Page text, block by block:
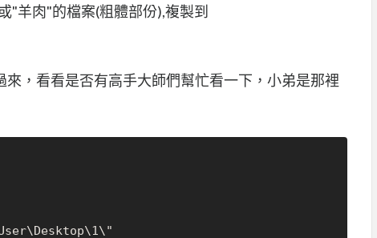
"羊肉"的檔案(粗體部份),複製到
，看看是否有高手大師們幫忙看一下，小弟是那裡